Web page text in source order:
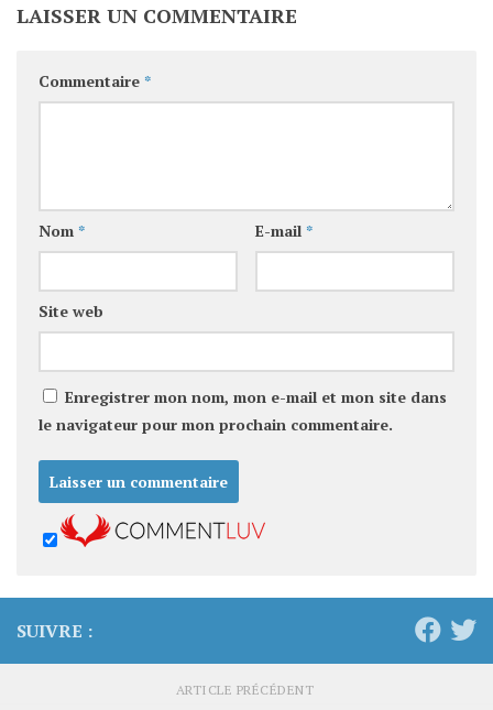
LAISSER UN COMMENTAIRE
Commentaire *
Nom * E-mail *
Site web
Enregistrer mon nom, mon e-mail et mon site dans
le navigateur pour mon prochain commentaire.
SUIVRE :
ARTICLE PRÉCÉDENT